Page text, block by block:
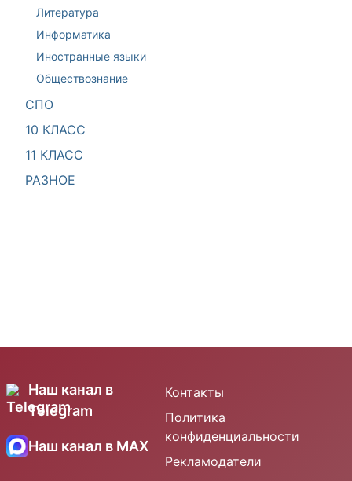
Литература
Информатика
Иностранные языки
Обществознание
СПО
10 КЛАСС
11 КЛАСС
РАЗНОЕ
Наш канал в
Telegram
Наш канал в MAX
Контакты
Политика
конфиденциальности
Рекламодатели